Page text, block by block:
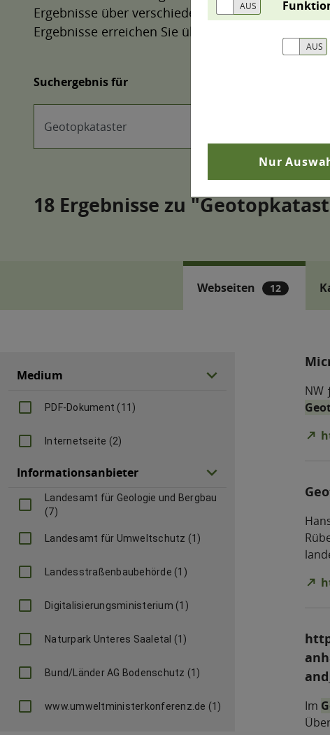
Ergebnisse über verschiedene Filter weiter
Ergebnisse erreichen Sie über die Registerkarten.
Suchergebnis für
Webseiten 12
Nur